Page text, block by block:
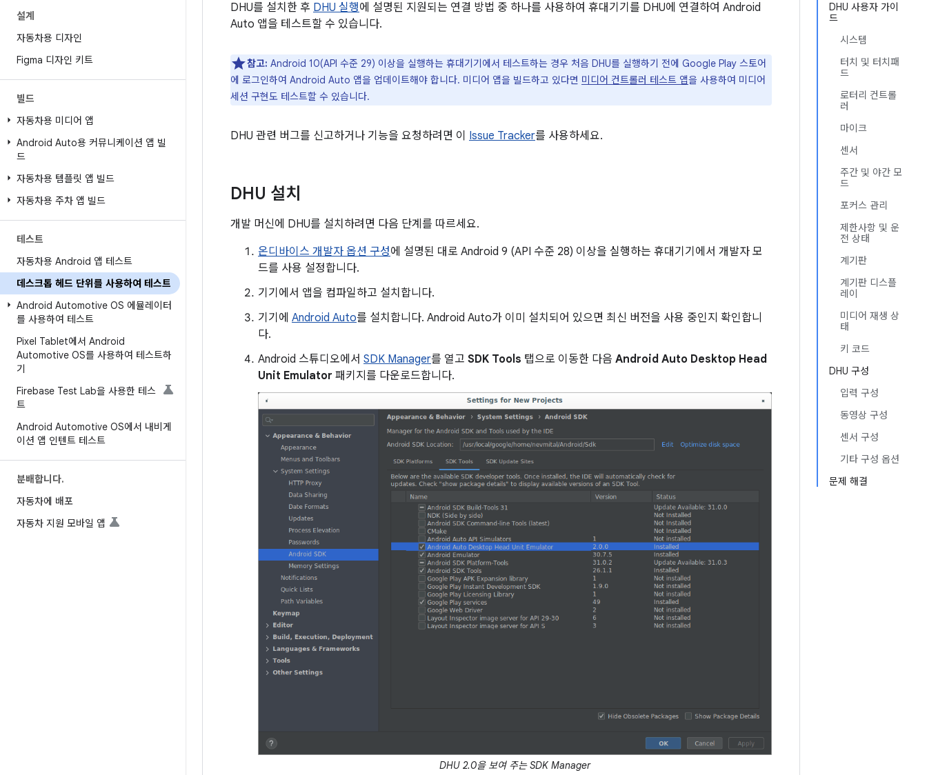
설계
자동차용 디자인
Figma 디자인 키트
빌드
자동차용 미디어 앱
Android Auto용 커뮤니케이션 앱 빌
드
자동차용 템플릿 앱 빌드
자동차용 주차 앱 빌드
테스트
자동차용 Android 앱 테스트
데스크톱 헤드 단위를 사용하여 테스트
Android Automotive OS 에뮬레이터
를 사용하여 테스트
Pixel Tablet에서 Android
Automotive OS를 사용하여 테스트하
기
Firebase Test Lab을 사용한 테스
트
Android Automotive OS에서 내비게
이션 앱 인텐트 테스트
분배합니다.
자동차에 배포
자동차 지원 모바일 앱
DHU 사용자 가이
드
시스템
터치 및 터치패
드
로터리 컨트롤
러
마이크
센서
주간 및 야간 모
드
포커스 관리
제한사항 및 운
전 상태
계기판
계기판 디스플
레이
미디어 재생 상
태
키 코드
DHU 구성
입력 구성
동영상 구성
센서 구성
기타 구성 옵션
문제 해결
DHU를 설치한 후 DHU 실행에 설명된 지원되는 연결 방법 중 하나를 사용하여 휴대기기를 DHU에 연결하여 Android
Auto 앱을 테스트할 수 있습니다.
참고: Android 10(API 수준 29) 이상을 실행하는 휴대기기에서 테스트하는 경우 처음 DHU를 실행하기 전에 Google Play 스토어
에 로그인하여 Android Auto 앱을 업데이트해야 합니다. 미디어 앱을 빌드하고 있다면 미디어 컨트롤러 테스트 앱을 사용하여 미디어
세션 구현도 테스트할 수 있습니다.
DHU 관련 버그를 신고하거나 기능을 요청하려면 이 Issue Tracker를 사용하세요.
DHU 설치
개발 머신에 DHU를 설치하려면 다음 단계를 따르세요.
온디바이스 개발자 옵션 구성에 설명된 대로 Android 9 (API 수준 28) 이상을 실행하는 휴대기기에서 개발자 모
드를 사용 설정합니다.
기기에서 앱을 컴파일하고 설치합니다.
기기에 Android Auto를 설치합니다. Android Auto가 이미 설치되어 있으면 최신 버전을 사용 중인지 확인합니
다.
Android 스튜디오에서 SDK Manager를 열고 SDK Tools 탭으로 이동한 다음 Android Auto Desktop Head
Unit Emulator 패키지를 다운로드합니다.
DHU 2.0을 보여 주는 SDK Manager